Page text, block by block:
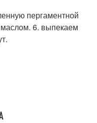
пергаментной
6. выпекаем